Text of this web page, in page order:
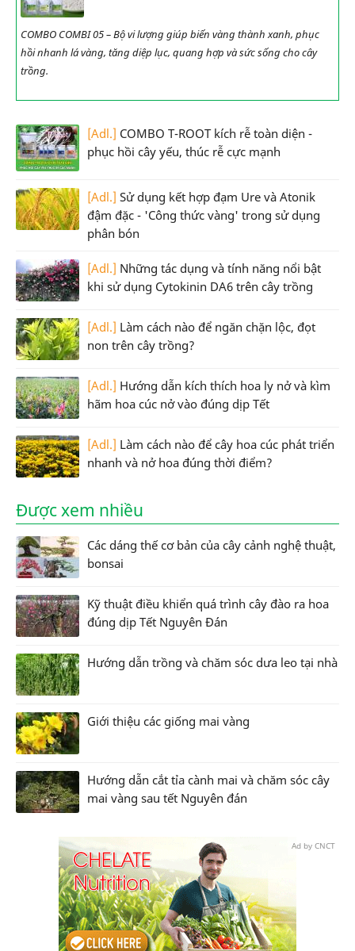
COMBO COMBI 05 – Bộ vi lượng giúp biến vàng thành xanh, phục
hồi nhanh lá vàng, tăng diệp lục, quang hợp và sức sống cho cây
trồng.
[Adl.] COMBO T-ROOT kích rễ toàn diện -
phục hồi cây yếu, thúc rễ cực mạnh
[Adl.] Sử dụng kết hợp đạm Ure và Atonik
đậm đặc - 'Công thức vàng' trong sử dụng
phân bón
[Adl.] Những tác dụng và tính năng nổi bật
khi sử dụng Cytokinin DA6 trên cây trồng
[Adl.] Làm cách nào để ngăn chặn lộc, đọt
non trên cây trồng?
[Adl.] Hướng dẫn kích thích hoa ly nở và kìm
hãm hoa cúc nở vào đúng dịp Tết
[Adl.] Làm cách nào để cây hoa cúc phát triển
nhanh và nở hoa đúng thời điểm?
Được xem nhiều
Các dáng thế cơ bản của cây cảnh nghệ thuật,
bonsai
Kỹ thuật điều khiển quá trình cây đào ra hoa
đúng dịp Tết Nguyên Đán
Hướng dẫn trồng và chăm sóc dưa leo tại nhà
Giới thiệu các giống mai vàng
Hướng dẫn cắt tỉa cành mai và chăm sóc cây
mai vàng sau tết Nguyên đán
Ad by CNCT